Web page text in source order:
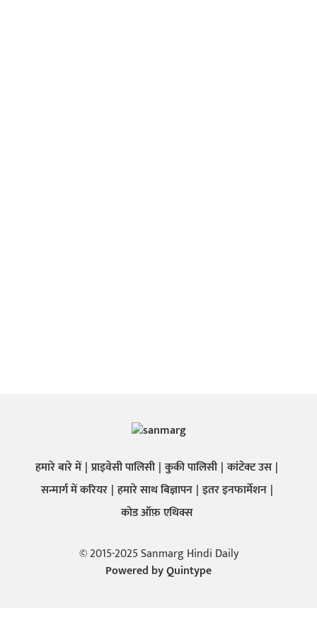
हमारे बारे में प्राइवेसी पालिसी कुकी पालिसी कांटेक्ट उस
सन्मार्ग में करियर हमारे साथ बिज्ञापन इतर इनफार्मेशन
कोड ऑफ़ एथिक्स
© 2015-2025 Sanmarg Hindi Daily
Powered byQuintype